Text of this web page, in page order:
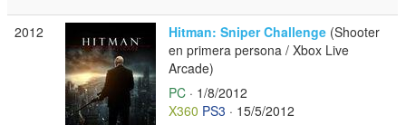
2012 Hitman: Sniper Challenge (Shooter
en primera persona / Xbox Live
Arcade)
PC · 1/8/2012
X360 PS3 · 15/5/2012